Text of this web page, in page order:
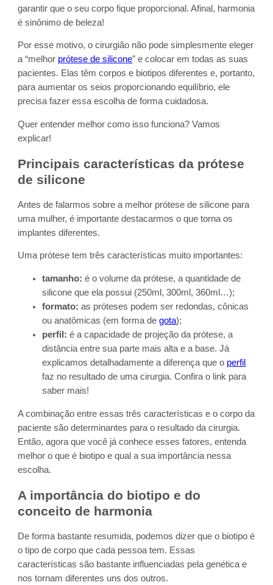
garantir que o seu corpo fique proporcional. Afinal, harmonia
é sinônimo de beleza!
Por esse motivo, o cirurgião não pode simplesmente eleger
a “melhor prótese de silicone” e colocar em todas as suas
pacientes. Elas têm corpos e biotipos diferentes e, portanto,
para aumentar os seios proporcionando equilíbrio, ele
precisa fazer essa escolha de forma cuidadosa.
Quer entender melhor como isso funciona? Vamos
explicar!
Principais características da prótese
de silicone
Antes de falarmos sobre a melhor prótese de silicone para
uma mulher, é importante destacarmos o que torna os
implantes diferentes.
Uma prótese tem três características muito importantes:
tamanho: é o volume da prótese, a quantidade de
silicone que ela possui (250ml, 300ml, 360ml…);
formato: as próteses podem ser redondas, cônicas
ou anatômicas (em forma degota);
perfil: é a capacidade de projeção da prótese, a
distância entre sua parte mais alta e a base. Já
explicamos detalhadamente a diferença que o perfil
faz no resultado de uma cirurgia. Confira o link para
saber mais!
A combinação entre essas três características e o corpo da
paciente são determinantes para o resultado da cirurgia.
Então, agora que você já conhece esses fatores, entenda
melhor o que é biotipo e qual a sua importância nessa
escolha.
A importância do biotipo e do
conceito de harmonia
De forma bastante resumida, podemos dizer que o biotipo é
o tipo de corpo que cada pessoa tem. Essas
características são bastante influenciadas pela genética e
nos tornam diferentes uns dos outros.